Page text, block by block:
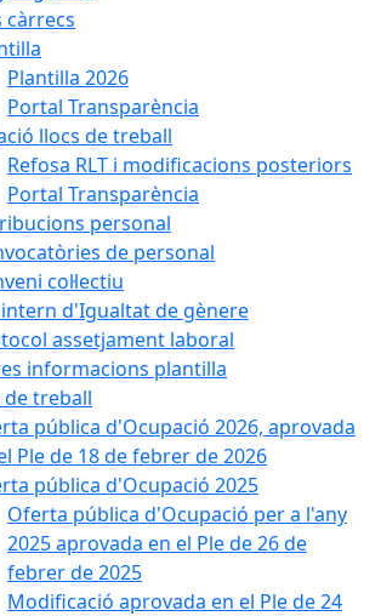
càrrecs
Plantilla 2026
Portal Transparència
llocs de treball
Refosa RLT i modificacions posteriors
Portal Transparència
personal
de personal
col·lectiu
intern d'Igualtat de gènere
assetjament laboral
informacions plantilla
treball
pública d'Ocupació 2026, aprovada
Ple de 18 de febrer de 2026
pública d'Ocupació 2025
Oferta pública d'Ocupació per a l'any
2025 aprovada en el Ple de 26 de
febrer de 2025
Modificació aprovada en el Ple de 24